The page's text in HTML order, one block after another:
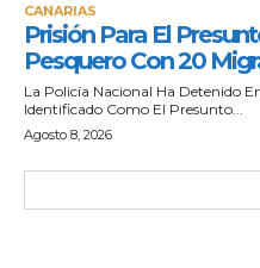
CANARIAS
Prisión Para El
Pesquero Con 20
La Policía Nacional Ha Detenido
Identificado Como El Presunto...
Agosto 8, 2026